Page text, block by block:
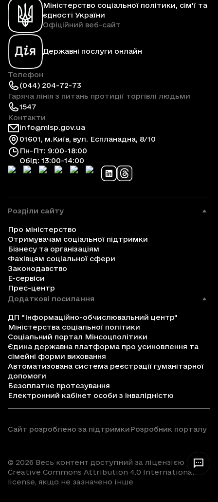
Міністерство соціальної політики, сім'ї та
єдності України
Офіційний веб-сайт
Державні послуги онлайн
Телефон
(044) 204-72-73
Гаряча лінія з питань протидії торгівлі людьми
1547
Контакти
info@mlsp.gov.ua
01601, м.Київ, вул. Еспланадна, 8/10
Пн-Пт: 9:00-18:00
Обід: 13:00-14:00
Розділи сайту
Про міністерство
Отримувачам соціальної підтримки
Бізнесу та організаціям
Фахівцям соціальної сфери
Законодавство
Е-сервіси
Прес-центр
Додаткові посилання
ДП "Інформаційно-обчислювальний центр"
Міністерства соціальної політики
Соціальний портал Мінсоцполітики
Єдина державна платформа про усиновлення та
сімейні форми виховання
Автоматизована система реєстрації гуманітарної
допомоги
Безоплатне протезування
Електронний кабінет особи з інвалідністю
Сайт розроблено за підтримкиРозробник порталу
© 2026 Весь контент доступний за ліцензією
Creative Commons Attribution 4.0 International
license, якщо не зазначено інше